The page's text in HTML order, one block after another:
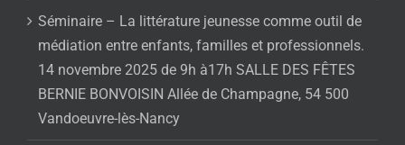
Séminaire – La littérature jeunesse comme outil de
médiation entre enfants, familles et professionnels.
14 novembre 2025 de 9h à17h SALLE DES FÊTES
BERNIE BONVOISIN Allée de Champagne, 54 500
Vandoeuvre-lès-Nancy